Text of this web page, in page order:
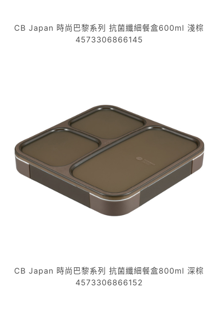
CB Japan 時尚巴黎系列 抗菌纖細餐盒600ml 淺棕
4573306866145
CB Japan 時尚巴黎系列 抗菌纖細餐盒800ml 深棕
4573306866152